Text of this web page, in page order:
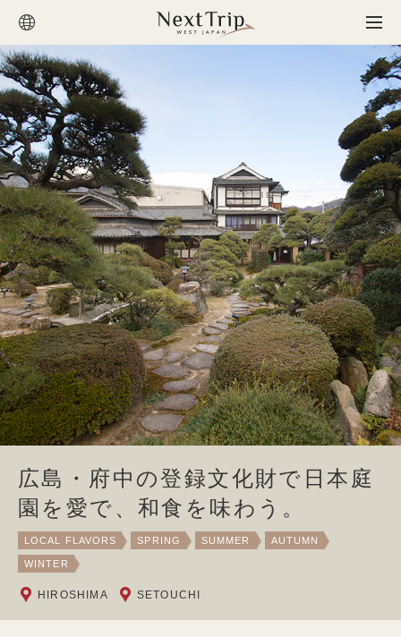
広島・府中の登録文化財で日本庭
園を愛で、和食を味わう。
LOCAL FLAVORS SPRING SUMMER AUTUMN
WINTER
HIROSHIMA SETOUCHI